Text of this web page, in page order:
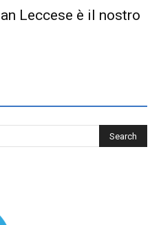
Leccese è il nostro